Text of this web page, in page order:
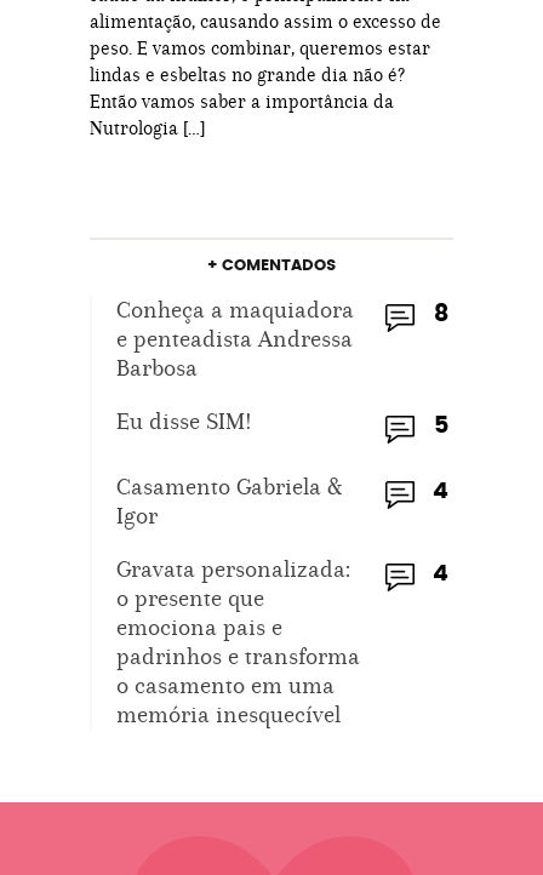
alimentação, causando assim o excesso de
peso. E vamos combinar, queremos estar
lindas e esbeltas no grande dia não é?
Então vamos saber a importância da
Nutrologia […]
+ COMENTADOS
8
Conheça a maquiadora
e penteadista Andressa
Barbosa
5
Eu disse SIM!
4
Casamento Gabriela &
Igor
4
Gravata personalizada:
o presente que
emociona pais e
padrinhos e transforma
o casamento em uma
memória inesquecível